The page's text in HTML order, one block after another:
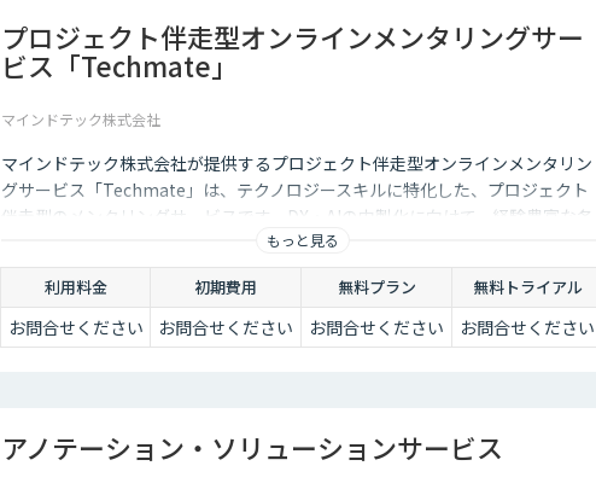
プロジェクト伴走型オンラインメンタリングサー
ビス「Techmate」
マインドテック株式会社
マインドテック株式会社が提供するプロジェクト伴走型オンラインメンタリン
グサービス「Techmate」は、テクノロジースキルに特化した、プロジェクト
伴走型のメンタリングサービスです。DX・AIの内製化に向けて、経験豊富な各
ジャンルのメンターが、貴社メンバーの個別具体的な課題に合わせて継続的に
アドバイス支援を行います。
もっと見る
利用料金 初期費用 無料プラン 無料トライアル
お問合せください お問合せください お問合せください お問合せください
アノテーション・ソリューションサービス